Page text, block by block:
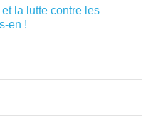
la lutte contre les
en !